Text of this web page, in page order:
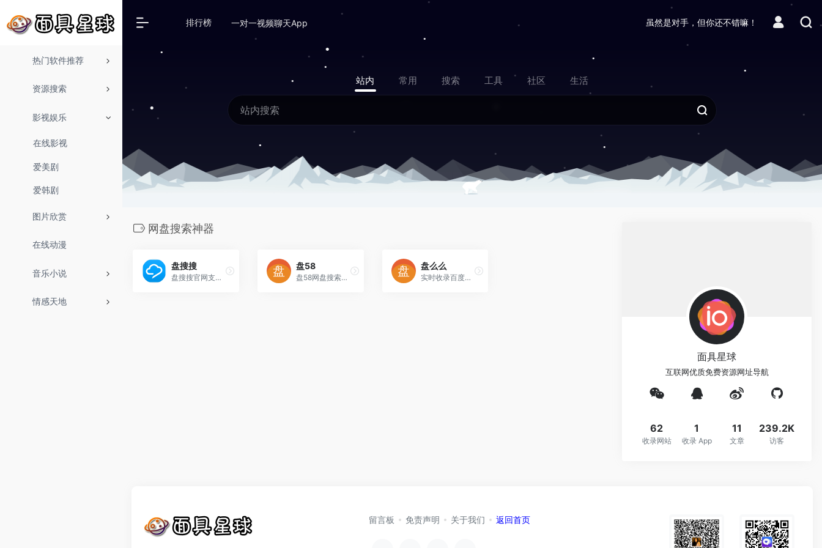
热门软件推荐
资源搜索
影视娱乐
在线影视
爱美剧
爱韩剧
图片欣赏
在线动漫
音乐小说
情感天地
排行榜 一对一视频聊天App 虽然是对手，但你还不错嘛！
站内 常用 搜索 工具 社区 生活
网盘搜索神器
盘搜搜
盘搜搜官网支持百度云搜索、115网盘、360云盘、华为网盘、新浪微盘等搜索服务，是您工作、学习、娱乐的网盘搜索神器
盘58
盘58网盘搜索引擎支持百度网盘搜索、新浪微盘搜索、城通网盘搜索等云搜索服务，实时收录最新各类网盘资源，为您提供专业的网盘搜索服务
盘么么
实时收录百度云、百度网盘等资源
面具星球
互联网优质免费资源网址导航
62
收录网站
1
收录 App
11
文章
239.2K
访客
留言板 免责声明 关于我们 返回首页